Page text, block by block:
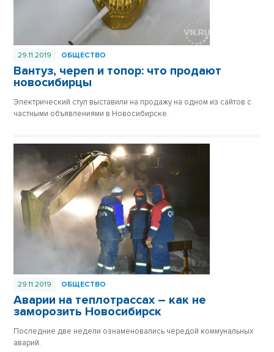
29.11.2019 ОБЩЕСТВО
Вантуз, череп и топор: что продают
новосибирцы
Электрический стул выставили на продажу на одном из сайтов с
частными объявлениями в Новосибирске.
29.11.2019 ОБЩЕСТВО
Аварии на теплотрассах – как не
заморозить Новосибирск
Последние две недели ознаменовались чередой коммунальных
аварий.